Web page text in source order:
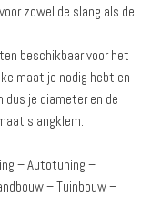
zowel de slang als de
beschikbaar voor het
maat je nodig hebt en
dus je diameter en de
slangklem.
– Autotuning –
– Tuinbouw –